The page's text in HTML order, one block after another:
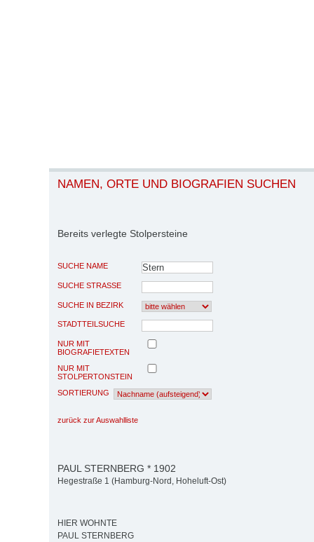
NAMEN, ORTE UND BIOGRAFIEN SUCHEN
Bereits verlegte Stolpersteine
SUCHE NAME
SUCHE STRASSE
SUCHE IN BEZIRK
STADTTEILSUCHE
NUR MIT
BIOGRAFIETEXTEN
NUR MIT
STOLPERTONSTEIN
SORTIERUNG
zurück zur Auswahlliste
PAUL STERNBERG * 1902
Hegestraße 1 (Hamburg-Nord, Hoheluft-Ost)
HIER WOHNTE
PAUL STERNBERG